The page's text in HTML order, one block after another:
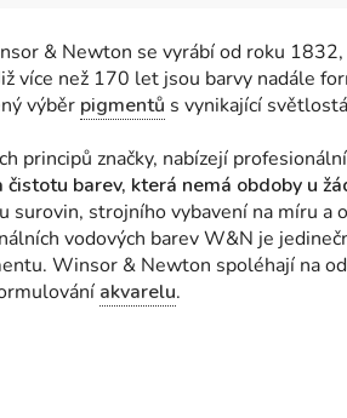
& Newton se vyrábí od roku
více než 170 let jsou barvy nadále
výběr pigmentů s vynikající
principů značky, nabízejí
barev, která nemá obdoby u
surovin, strojního vybavení na míru a
vodových barev W&N je
Winsor & Newton spoléhají na
akvarelu.